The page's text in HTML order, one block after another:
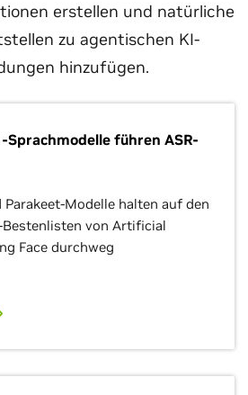
erstellen und natürliche
zu agentischen KI-
hinzufügen.
Sprachmodelle führen ASR-
Parakeet-Modelle halten auf den
Bestenlisten von Artificial
Face durchweg